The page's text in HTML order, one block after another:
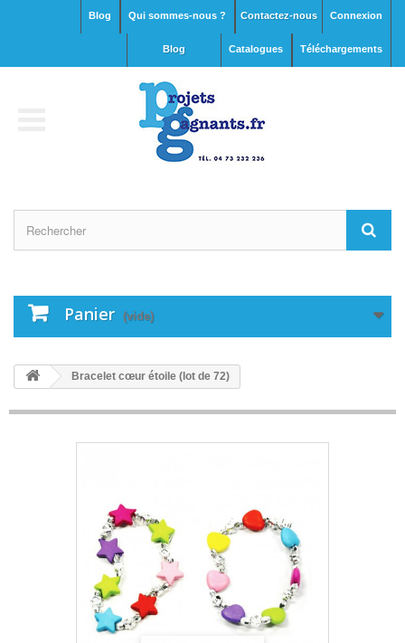
Connexion
Contactez-nous
Qui sommes-nous ?
Blog
Téléchargements
Catalogues
blog
Panier (vide)
Bracelet cœur étoile (lot de 72)